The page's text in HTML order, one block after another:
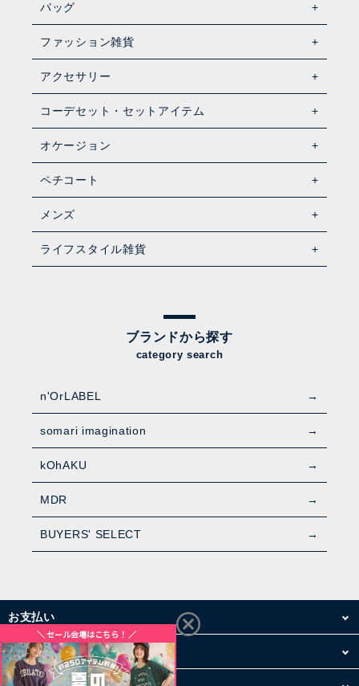
バッグ
ファッション雑貨
アクセサリー
コーデセット・セットアイテム
オケージョン
ペチコート
メンズ
ライフスタイル雑貨
ブランドから探す
category search
n'OrLABEL
somari imagination
kOhAKU
MDR
BUYERS' SELECT
お支払い
配送・送料